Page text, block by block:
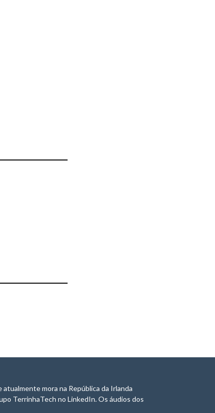
mora na República da Irlanda
TerrinhaTech no LinkedIn. Os áudios dos